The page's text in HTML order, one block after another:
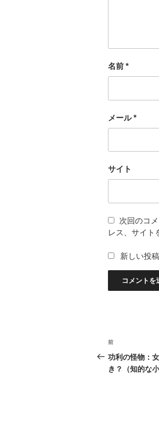
名前 *
メール*
サイト
次回のコ
レス、サイト
新しい投
投
稿
ナ
過
去
の
前
功利の怪物：
き？（知的な